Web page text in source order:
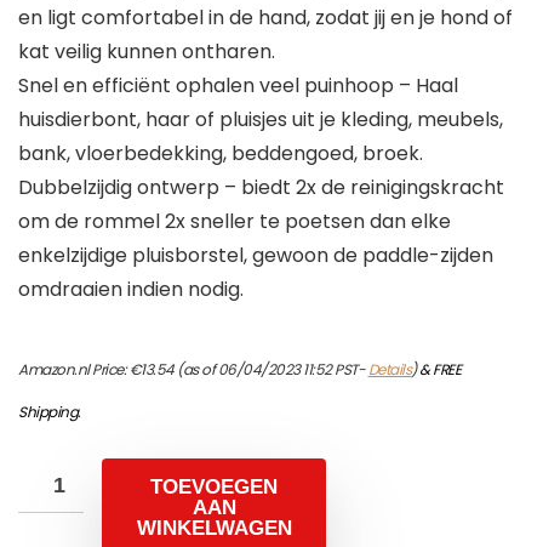
en ligt comfortabel in de hand, zodat jij en je hond of
kat veilig kunnen ontharen.
Snel en efficiënt ophalen veel puinhoop – Haal
huisdierbont, haar of pluisjes uit je kleding, meubels,
bank, vloerbedekking, beddengoed, broek.
Dubbelzijdig ontwerp – biedt 2x de reinigingskracht
om de rommel 2x sneller te poetsen dan elke
enkelzijdige pluisborstel, gewoon de paddle-zijden
omdraaien indien nodig.
Amazon.nl Price:€13.54(as of 06/04/2023 11:52 PST-Details)&FREE
Shipping.
TOEVOEGEN
AAN
WINKELWAGEN